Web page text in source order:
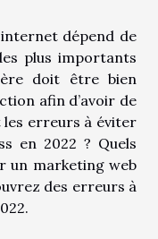
dépend de
plus importants
doit être bien
afin d’avoir de
les erreurs à éviter
en 2022 ? Quels
un marketing web
des erreurs à